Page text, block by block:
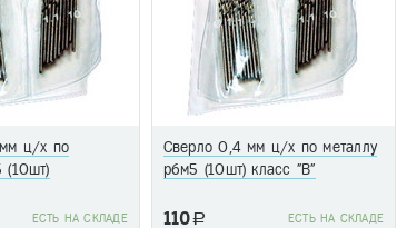
ц/х по
(10шт)
EСТЬ НА СКЛАДЕ
Сверло 0,4 мм ц/х по металлу
р6м5 (10шт) класс "В"
110a EСТЬ НА СКЛАДЕ